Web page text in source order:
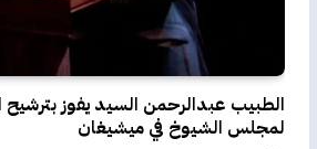
الطبيب عبدالرحمن السيد يفوز بترشيح
لمجلس الشيوخ في ميشيغان